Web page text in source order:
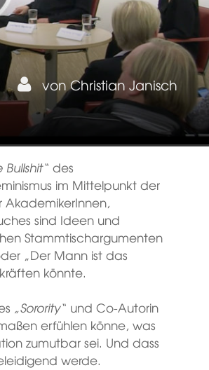
vonChristian Janisch
des
im Mittelpunkt der
AkademikerInnen,
sind Ideen und
Stammtischargumenten
„Der Mann ist das
könnte.
„Sorority“ und Co-Autorin
erfühlen könne, was
zumutbar sei. Und dass
werde.